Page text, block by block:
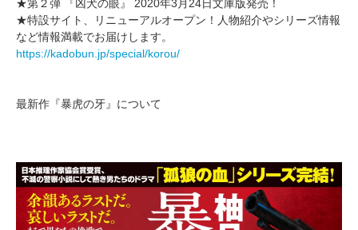
★第２弾 『凶犬の眼』 2020年3月24日文庫版発売！
★特設サイト、リニューアルオープン！人物紹介やシリーズ情報
など情報満載でお届けします。
https://kadobun.jp/special/korou/
最新作『暴虎の牙』について